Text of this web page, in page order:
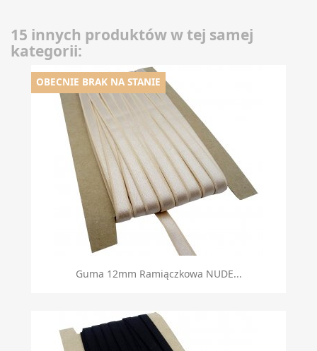
15 innych produktów w tej samej
kategorii:
Guma 12mm Ramiączkowa NUDE...
OBECNIE BRAK NA STANIE